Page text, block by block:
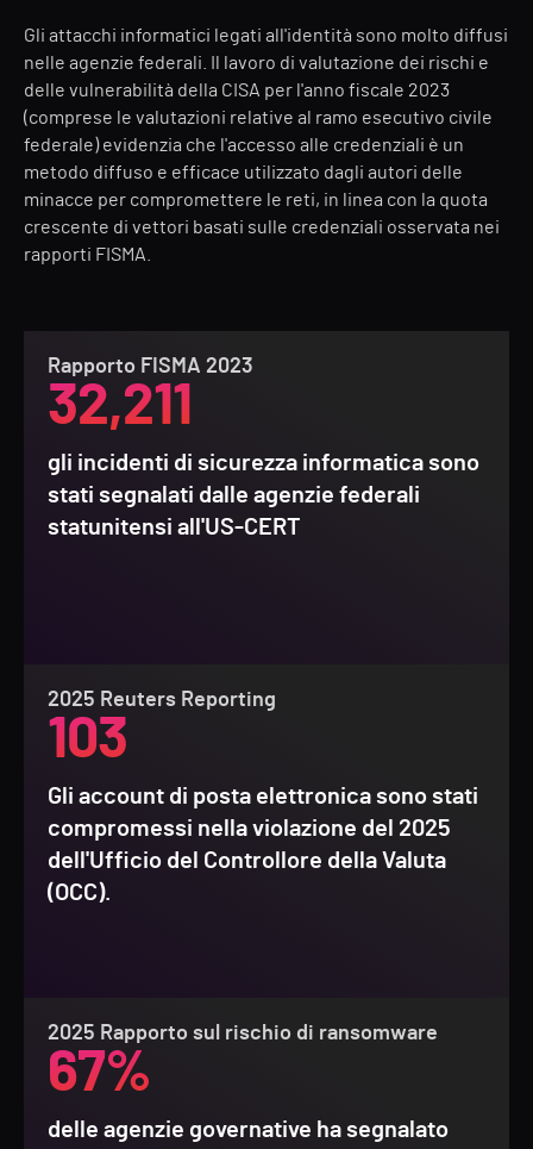
Gli attacchi informatici legati all'identità sono molto diffusi
nelle agenzie federali. Il lavoro di valutazione dei rischi e
delle vulnerabilità della CISA per l'anno fiscale 2023
(comprese le valutazioni relative al ramo esecutivo civile
federale) evidenzia che l'accesso alle credenziali è un
metodo diffuso e efficace utilizzato dagli autori delle
minacce per compromettere le reti, in linea con la quota
crescente di vettori basati sulle credenziali osservata nei
rapporti FISMA.
Rapporto FISMA 2023
32,211
gli incidenti di sicurezza informatica sono
stati segnalati dalle agenzie federali
statunitensi all'US-CERT
2025 Reuters Reporting
103
Gli account di posta elettronica sono stati
compromessi nella violazione del 2025
dell'Ufficio del Controllore della Valuta
(OCC).
2025 Rapporto sul rischio di ransomware
67%
delle agenzie governative ha segnalato